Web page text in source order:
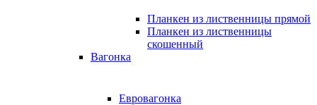
Планкен из лиственницы прямой
Планкен из лиственницы
скошенный
Вагонка
Евровагонка